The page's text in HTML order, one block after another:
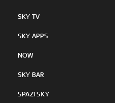
SKY TV
SKY APPS
NOW
SKY BAR
SPAZI SKY